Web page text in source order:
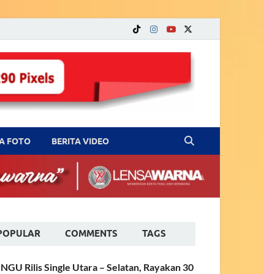
FOTO BERITA VIDEO
COMMENTS TAGS
Rilis Single Utara – Selatan, Rayakan 30